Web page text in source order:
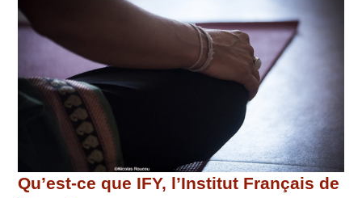
Qu’est-ce que IFY, l’Institut Français de